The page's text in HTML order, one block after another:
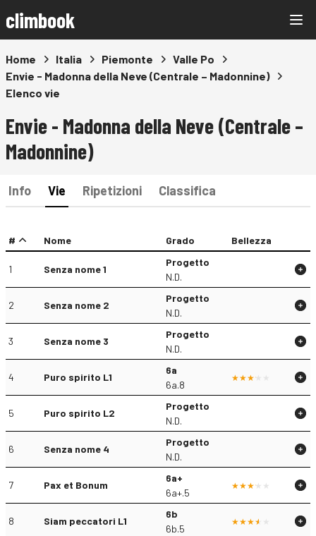
climbook
Home Italia Piemonte
Valle Po
Envie - Madonna della Neve (Centrale – Madonnine)
Elenco vie
Envie - Madonna della Neve (Centrale –
Madonnine)
Info Vie Ripetizioni Classifica
# Nome Grado Bellezza
1 Senza nome 1
Progetto
N.D.
2 Senza nome 2
Progetto
N.D.
3 Senza nome 3
Progetto
N.D.
4 Puro spirito L1
6a
6a.8
5 Puro spirito L2
Progetto
N.D.
6 Senza nome 4
Progetto
N.D.
7 Pax et Bonum
6a+
6a+.5
8 Siam peccatori L1
6b
6b.5